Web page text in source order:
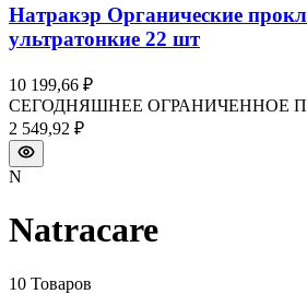
Натракэр Органические
ультратонкие 22 шт
10 199,66 ₽
СЕГОДНЯШНЕЕ ОГРАНИЧЕННОЕ
2 549,92 ₽
N
Natracare
10 Товаров